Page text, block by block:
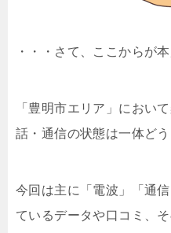
・・・さて、ここからが
「豊明市エリア」におい
話・通信の状態は一体どう
今回は主に「電波」「通
ているデータや口コミ、